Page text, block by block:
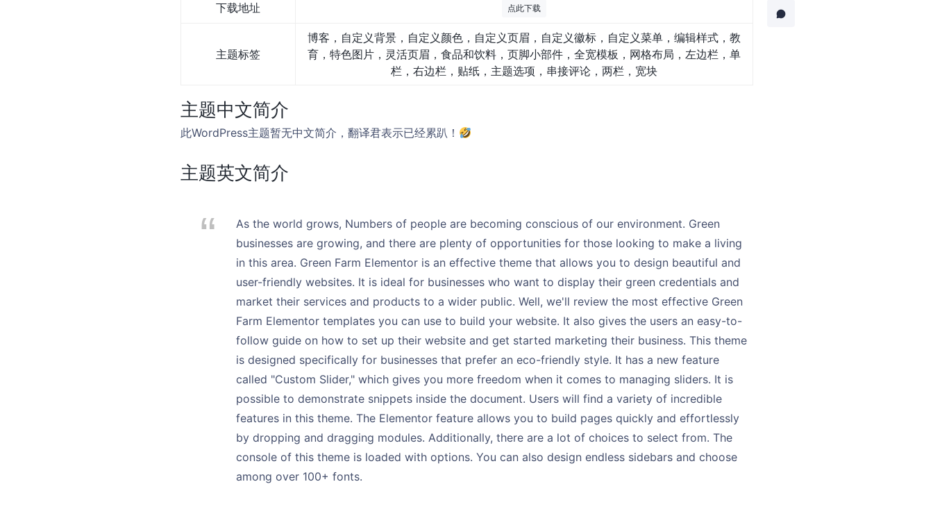
下载地址 点此下载
主题标签
博客，自定义背景，自定义颜色，自定义页眉，自定义徽标，自定义菜单，编辑样式，教
育，特色图片，灵活页眉，食品和饮料，页脚小部件，全宽模板，网格布局，左边栏，单
栏，右边栏，贴纸，主题选项，串接评论，两栏，宽块
主题中文简介
此WordPress主题暂无中文简介，翻译君表示已经累趴！
主题英文简介
As the world grows, Numbers of people are becoming conscious of our environment. Green
businesses are growing, and there are plenty of opportunities for those looking to make a living
in this area. Green Farm Elementor is an effective theme that allows you to design beautiful and
user-friendly websites. It is ideal for businesses who want to display their green credentials and
market their services and products to a wider public. Well, we'll review the most effective Green
Farm Elementor templates you can use to build your website. It also gives the users an easy-to-
follow guide on how to set up their website and get started marketing their business. This theme
is designed specifically for businesses that prefer an eco-friendly style. It has a new feature
called "Custom Slider," which gives you more freedom when it comes to managing sliders. It is
possible to demonstrate snippets inside the document. Users will find a variety of incredible
features in this theme. The Elementor feature allows you to build pages quickly and effortlessly
by dropping and dragging modules. Additionally, there are a lot of choices to select from. The
console of this theme is loaded with options. You can also design endless sidebars and choose
among over 100+ fonts.